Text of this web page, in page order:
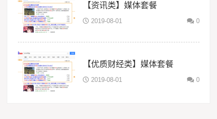
【资讯类】媒体套餐
2019-08-01 0
【优质财经类】媒体套餐
2019-08-01 0